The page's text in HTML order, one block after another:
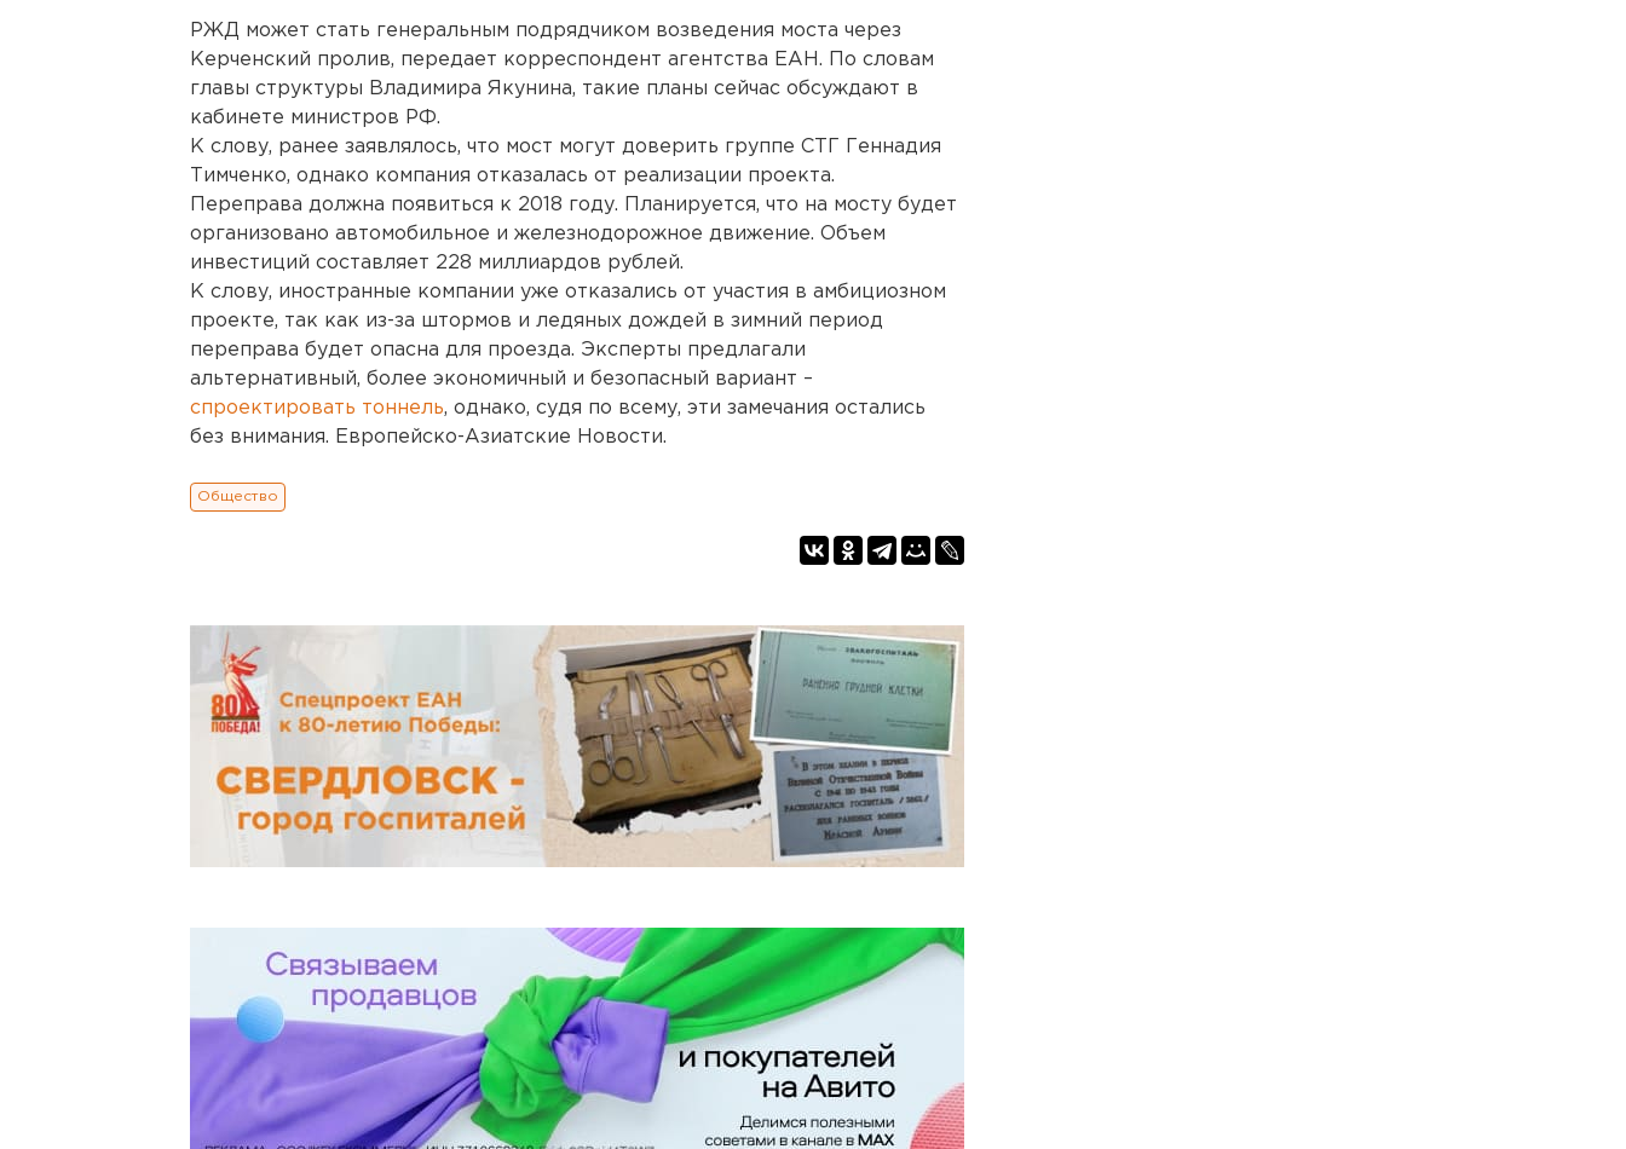
РЖД может стать генеральным подрядчиком возведения моста через
Керченский пролив, передает корреспондент агентства ЕАН. По словам
главы структуры Владимира Якунина, такие планы сейчас обсуждают в
кабинете министров РФ.
К слову, ранее заявлялось, что мост могут доверить группе СТГ Геннадия
Тимченко, однако компания отказалась от реализации проекта.
Переправа должна появиться к 2018 году. Планируется, что на мосту будет
организовано автомобильное и железнодорожное движение. Объем
инвестиций составляет 228 миллиардов рублей.
К слову, иностранные компании уже отказались от участия в амбициозном
проекте, так как из-за штормов и ледяных дождей в зимний период
переправа будет опасна для проезда. Эксперты предлагали
альтернативный, более экономичный и безопасный вариант –
спроектировать тоннель, однако, судя по всему, эти замечания остались
без внимания. Европейско-Азиатские Новости.
Общество